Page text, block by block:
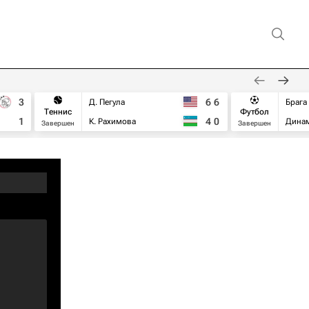
3
1
Теннис
Завершен
Д. Пегула
К. Рахимова
6 6
4 0
Футбол
Завершен
Брага